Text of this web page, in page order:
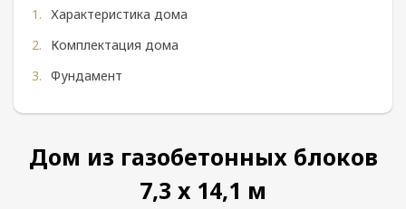
Характеристика дома
Комплектация дома
Фундамент
Дом из газобетонных блоков
7,3 x 14,1 м